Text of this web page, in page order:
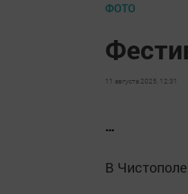
ФОТО
11 августа 2025, 12:31
…
В